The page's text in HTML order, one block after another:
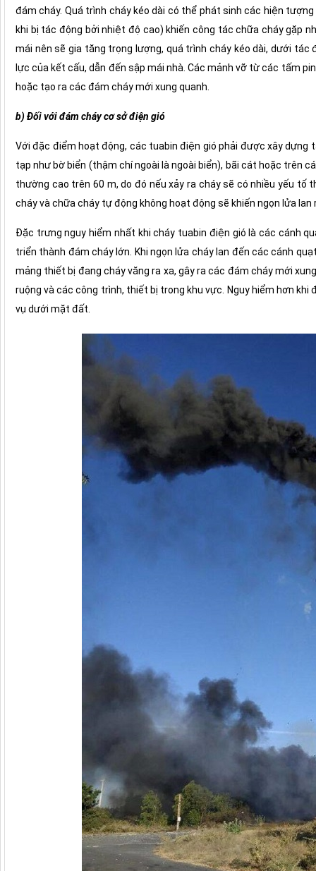
đám cháy. Quá trình cháy kéo dài có thể phát sinh các hiện
khi bị tác động bởi nhiệt độ cao) khiến công tác chữa cháy gặp
mái nên sẽ gia tăng trọng lượng, quá trình cháy kéo dài, dưới
lực của kết cấu, dẫn đến sập mái nhà. Các mảnh vỡ từ các tấm
hoặc tạo ra các đám cháy mới xung quanh.
b) Đối với đám cháy cơ sở điện gió
Với đặc điểm hoạt động, các tuabin điện gió phải được xây dựng
tạp như bờ biển (thậm chí ngoài là ngoài biển), bãi cát hoặc trên
thường cao trên 60 m, do đó nếu xảy ra cháy sẽ có nhiều yếu
cháy và chữa cháy tự động không hoạt động sẽ khiến ngọn lửa
Đặc trưng nguy hiểm nhất khi cháy tuabin điện gió là các cánh
triển thành đám cháy lớn. Khi ngọn lửa cháy lan đến các cánh
mảng thiết bị đang cháy văng ra xa, gây ra các đám cháy mới
ruộng và các công trình, thiết bị trong khu vực. Nguy hiểm hơn
vụ dưới mặt đất.